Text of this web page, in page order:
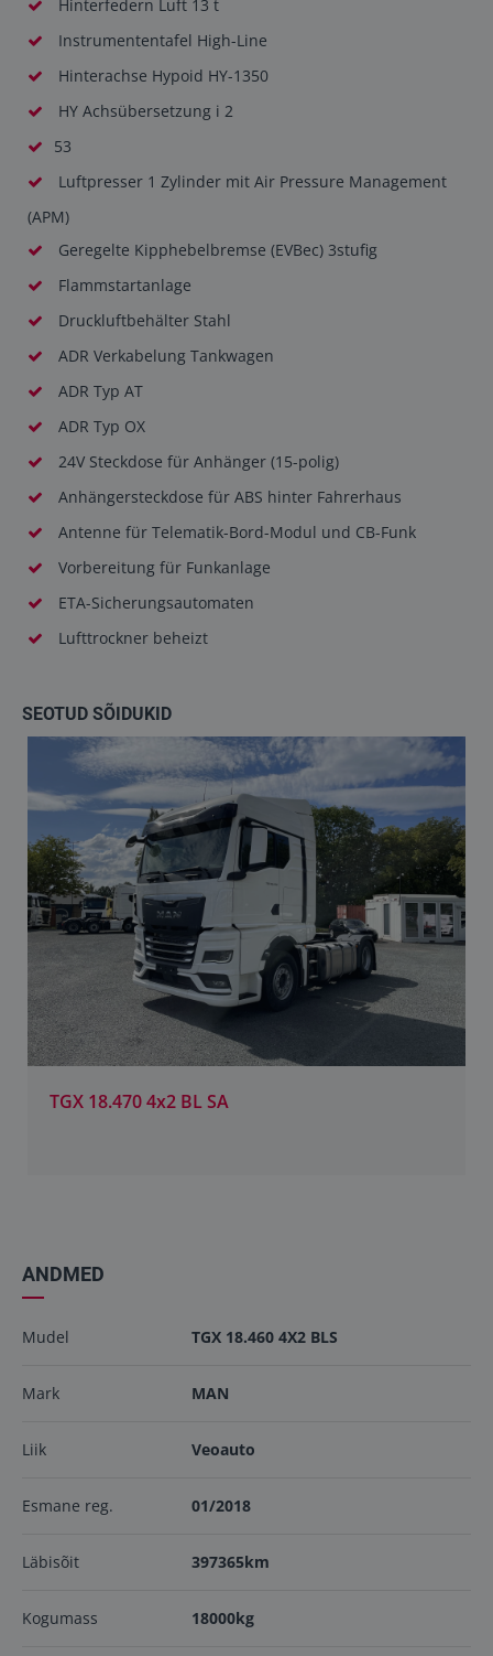
Hinterfedern Luft 13 t
Instrumententafel High-Line
Hinterachse Hypoid HY-1350
HY Achsübersetzung i 2
53
Luftpresser 1 Zylinder mit Air Pressure Management
(APM)
Geregelte Kipphebelbremse (EVBec) 3stufig
Flammstartanlage
Druckluftbehälter Stahl
ADR Verkabelung Tankwagen
ADR Typ AT
ADR Typ OX
24V Steckdose für Anhänger (15-polig)
Anhängersteckdose für ABS hinter Fahrerhaus
Antenne für Telematik-Bord-Modul und CB-Funk
Vorbereitung für Funkanlage
ETA-Sicherungsautomaten
Lufttrockner beheizt
SEOTUD SÕIDUKID
TGX 18.470 4x2 BL SA
ANDMED
Mudel TGX 18.460 4X2 BLS
Mark MAN
Liik Veoauto
Esmane reg. 01/2018
Läbisõit 397365km
Kogumass 18000kg